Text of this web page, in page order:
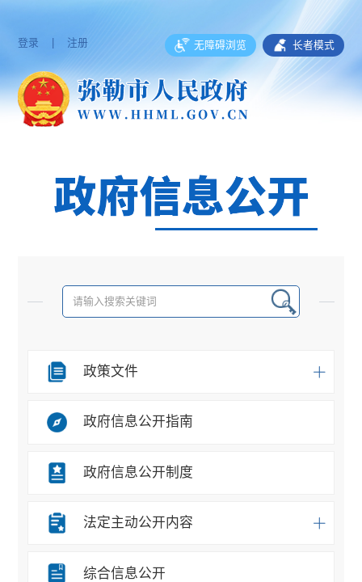
登录 | 注册 无障碍浏览 长者模式
政策文件
政府信息公开指南
政府信息公开制度
法定主动公开内容
综合信息公开